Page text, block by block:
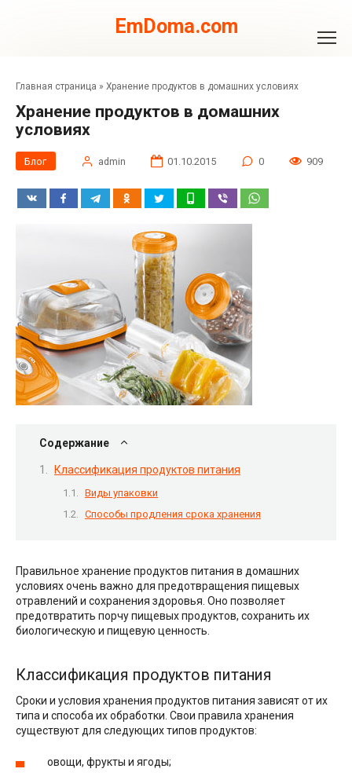
EmDoma.com
Главная страница » Хранение продуктов в домашних условиях
Хранение продуктов в домашних
условиях
Блог admin 01.10.2015 0 909
Содержание
Классификация продуктов питания
Виды упаковки
Способы продления срока хранения
Правильное хранение продуктов питания в домашних
условиях очень важно для предотвращения пищевых
отравлений и сохранения здоровья. Оно позволяет
предотвратить порчу пищевых продуктов, сохранить их
биологическую и пищевую ценность.
Классификация продуктов питания
Сроки и условия хранения продуктов питания зависят от их
типа и способа их обработки. Свои правила хранения
существуют для следующих типов продуктов:
овощи, фрукты и ягоды;